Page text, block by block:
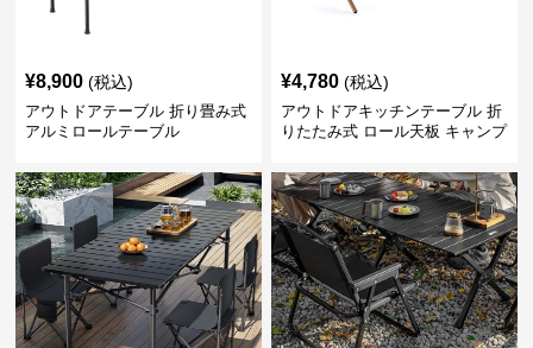
¥8,900 (税込)
アウトドアテーブル 折り畳み式
アルミロールテーブル
¥4,780 (税込)
アウトドアキッチンテーブル 折
りたたみ式 ロール天板 キャンプ